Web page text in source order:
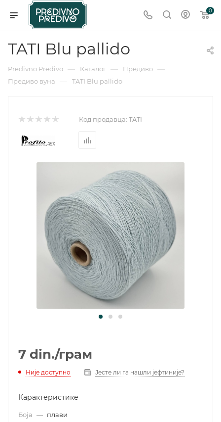
0
TATI Blu pallido
Predivno Predivo — Каталог — Предиво —
Предиво вуна — TATI Blu pallido
Код продавца: TATI
7 din./грам
Није доступно Јесте ли га нашли јефтиније?
Карактеристике
Боја — плави